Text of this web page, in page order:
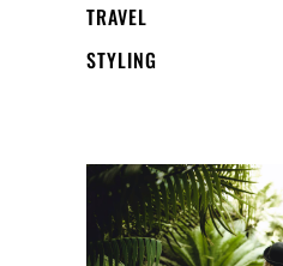
TRAVEL
STYLING